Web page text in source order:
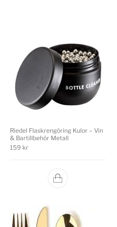
Riedel Flaskrengöring Kulor – Vin
& Bartillbehör Metall
159 kr